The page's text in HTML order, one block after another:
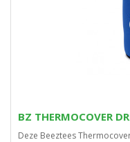
BZ THERMOCOVER
Deze Beeztees